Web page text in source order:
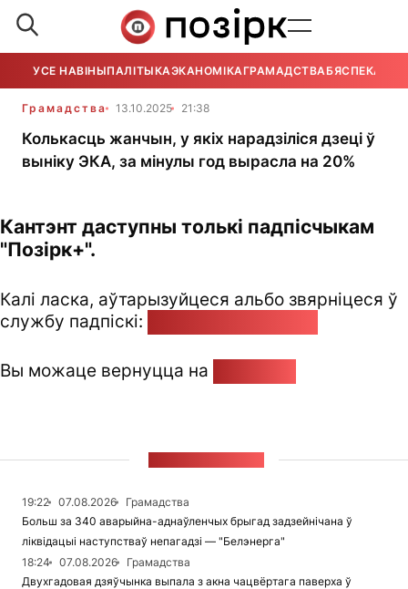
УСЕ НАВІНЫПАЛІТЫКАЭКАНОМІКАГРАМАДСТВАБЯСПЕКА
Грамадства 13.10.2025 21:38
Колькасць жанчын, у якіх нарадзіліся дзеці ў
выніку ЭКА, за мінулы год вырасла на 20%
Кантэнт даступны толькі падпісчыкам
"Позірк+".
Калі ласка, аўтарызуйцеся альбо звярніцеся ў
службу падпіскі:
Вы можаце вернуцца на
19:22 07.08.2026
Грамадства
Больш за 340 аварыйна-аднаўленчых брыгад задзейнічана ў
ліквідацыі наступстваў непагадзі — "Белэнерга"
18:24
07.08.2026
Грамадства
Двухгадовая дзяўчынка выпала з акна чацвёртага паверха ў